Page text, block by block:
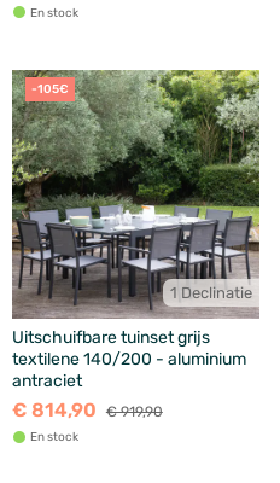
En stock
-105€
1 Declinatie
Uitschuifbare tuinset grijs
textilene 140/200 - aluminium
antraciet
€ 814,90 € 919,90
En stock